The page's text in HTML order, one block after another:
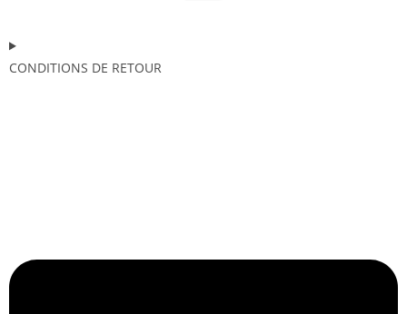
CONDITIONS DE RETOUR